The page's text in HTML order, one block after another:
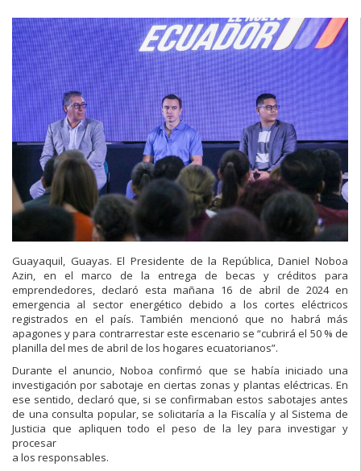
Guayaquil, Guayas. El Presidente de la República, Daniel Noboa
Azin, en el marco de la entrega de becas y créditos para
emprendedores, declaró esta mañana 16 de abril de 2024 en
emergencia al sector energético debido a los cortes eléctricos
registrados en el país. También mencionó que no habrá más
apagones y para contrarrestar este escenario se “cubrirá el 50 % de
planilla del mes de abril de los hogares ecuatorianos”.
Durante el anuncio, Noboa confirmó que se había iniciado una
investigación por sabotaje en ciertas zonas y plantas eléctricas. En
ese sentido, declaró que, si se confirmaban estos sabotajes antes
de una consulta popular, se solicitaría a la Fiscalía y al Sistema de
Justicia que apliquen todo el peso de la ley para investigar y
procesar
a los responsables.